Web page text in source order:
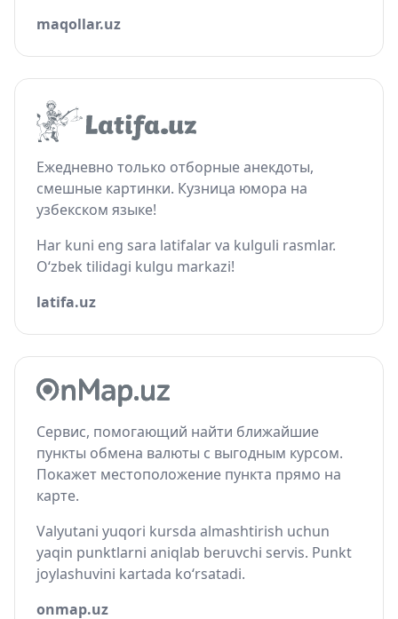
maqollar.uz
Ежедневно только отборные анекдоты,
смешные картинки. Кузница юмора на
узбекском языке!
Har kuni eng sara latifalar va kulguli rasmlar.
O‘zbek tilidagi kulgu markazi!
latifa.uz
Сервис, помогающий найти ближайшие
пункты обмена валюты с выгодным курсом.
Покажет местоположение пункта прямо на
карте.
Valyutani yuqori kursda almashtirish uchun
yaqin punktlarni aniqlab beruvchi servis. Punkt
joylashuvini kartada ko‘rsatadi.
onmap.uz